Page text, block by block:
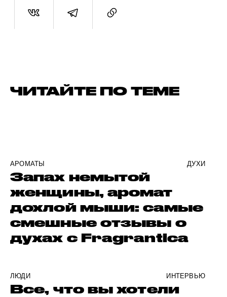
ЧИТАЙТЕ ПО ТЕМЕ
АРОМАТЫ ДУХИ
Запах немытой
женщины, аромат
дохлой мыши: самые
смешные отзывы о
духах с Fragrantica
ЛЮДИ ИНТЕРВЬЮ
Все, что вы хотели